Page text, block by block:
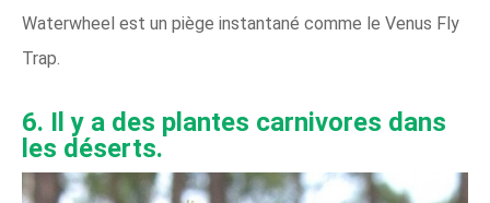
Waterwheel est un piège instantané comme le Venus Fly
Trap.​
6. Il y a des plantes carnivores dans
les déserts.